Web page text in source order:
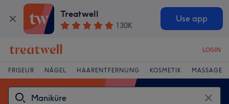
Treatwell
130K
Use app
LOGIN
FRISEUR NÄGEL HAARENTFERNUNG KOSMETIK MASSAGE